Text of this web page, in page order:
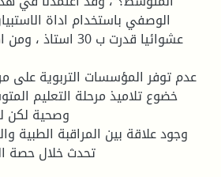
الوصفي باستخدام اداة
عشوائيا قدرت ب 30
وصحية لكن
تحدث خلال حصة